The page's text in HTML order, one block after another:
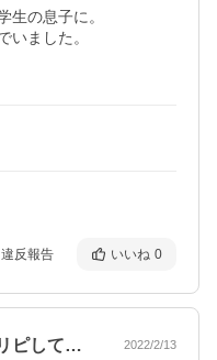
生の息子に。
いました。
違反報告 いいね 0
中学生の子供の通学用に毎回リピしていま… 2022/2/13